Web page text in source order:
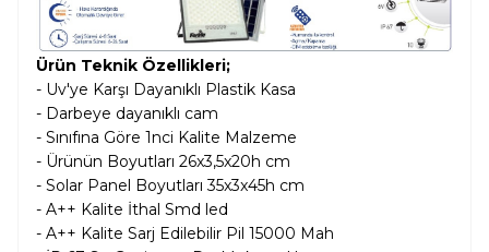
Ürün Teknik Özellikleri;
- Uv'ye Karşı Dayanıklı Plastik Kasa
- Darbeye dayanıklı cam
- Sınıfına Göre 1nci Kalite Malzeme
- Ürünün Boyutları 26x3,5x20h cm
- Solar Panel Boyutları 35x3x45h cm
- A++ Kalite İthal Smd led
- A++ Kalite Sarj Edilebilir Pil 15000 Mah